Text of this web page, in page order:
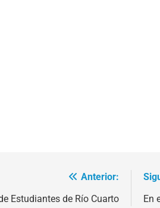
Anterior:
Estudiantes de Río Cuarto
En